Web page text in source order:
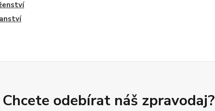
Chcete odebírat náš zpravodaj?